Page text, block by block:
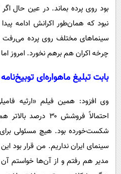
بود روی پرده بماند. در عین حال
نبود که همان‌طور اکرانش ادامه
سینماهای مختلف روی پرده می‌رفت
چرخه اکران هم برهم نخورد. امروز
بابت تبلیغ ماهواره‌ای
وی افزود: همین فیلم «ارثیه
احتمالاً فروشش ۳۰
شکست‌خورده بود. هیچ مسئولی برای
سینمای ایران نداریم. من قرار بود
مدیر هم رفتم و از آن‌ها خواستم آن